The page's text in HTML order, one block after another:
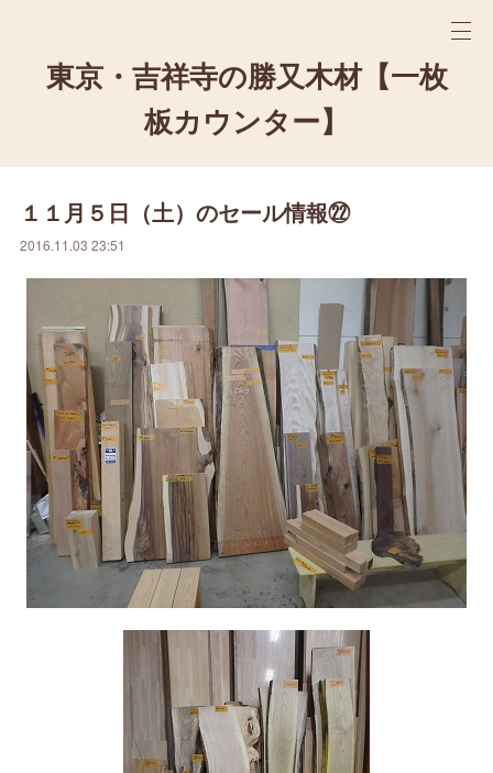
東京・吉祥寺の勝又木材【一枚
板カウンター】
１１月５日（土）のセール情報㉒
2016.11.03 23:51